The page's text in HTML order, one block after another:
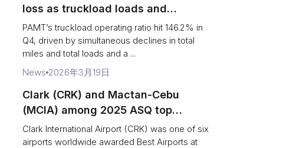
loss as truckload loads and
revenue per truck decline
PAMT’s truckload operating ratio hit 146.2% in
Q4, driven by simultaneous declines in total
miles and total loads and a ...
News 2026年3月19日
Clark (CRK) and Mactan‑Cebu
(MCIA) among 2025 ASQ top
performers — operational and
logistics takeaways
Clark International Airport (CRK) was one of six
airports worldwide awarded Best Airports at